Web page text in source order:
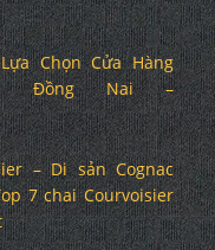
Chọn Cửa Hàng
Đồng Nai –
– Di sản Cognac
7 chai Courvoisier